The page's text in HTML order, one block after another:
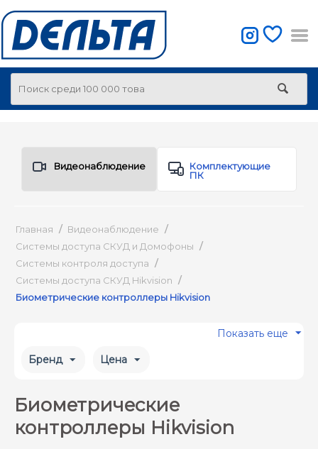
Видеонаблюдение
Комплектующие
ПК
Главная / Видеонаблюдение /
Системы доступа СКУД и Домофоны /
Системы контроля доступа /
Системы доступа СКУД Hikvision /
Биометрические контроллеры Hikvision
Показать еще
Бренд Цена
Биометрические
контроллеры Hikvision